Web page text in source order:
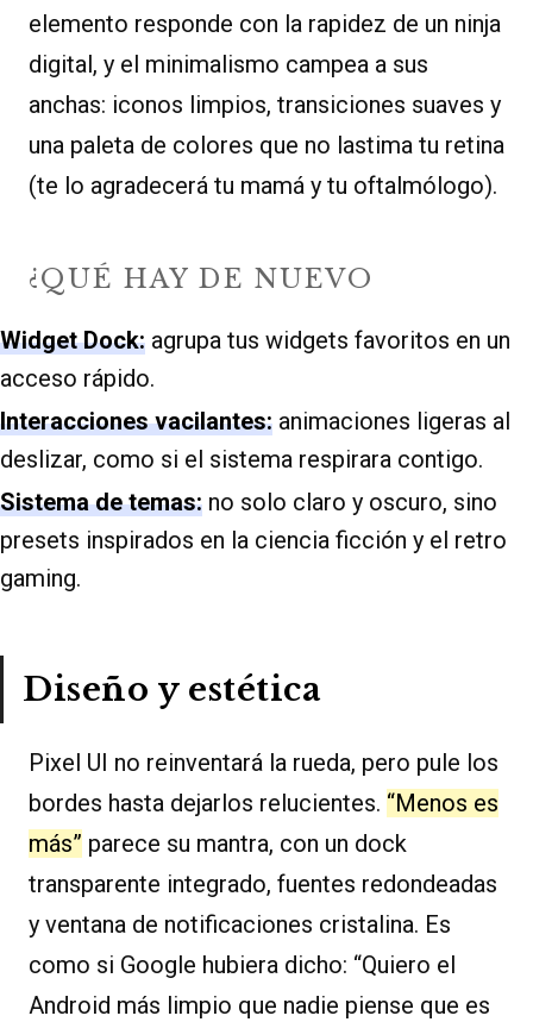
elemento responde con la rapidez de un ninja
digital, y el minimalismo campea a sus
anchas: iconos limpios, transiciones suaves y
una paleta de colores que no lastima tu retina
(te lo agradecerá tu mamá y tu oftalmólogo).
¿QUÉ HAY DE NUEVO
Widget Dock: agrupa tus widgets favoritos en un
acceso rápido.
Interacciones vacilantes: animaciones ligeras al
deslizar, como si el sistema respirara contigo.
Sistema de temas: no solo claro y oscuro, sino
presets inspirados en la ciencia ficción y el retro
gaming.
Diseño y estética
Pixel UI no reinventará la rueda, pero pule los
bordes hasta dejarlos relucientes. “Menos es
más” parece su mantra, con un dock
transparente integrado, fuentes redondeadas
y ventana de notificaciones cristalina. Es
como si Google hubiera dicho: “Quiero el
Android más limpio que nadie piense que es